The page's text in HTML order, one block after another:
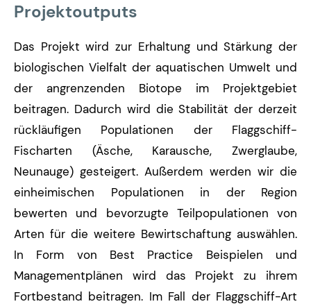
Projektoutputs
Das Projekt wird zur Erhaltung und Stärkung der
biologischen Vielfalt der aquatischen Umwelt und
der angrenzenden Biotope im Projektgebiet
beitragen. Dadurch wird die Stabilität der derzeit
rückläufigen Populationen der Flaggschiff-
Fischarten (Äsche, Karausche, Zwerglaube,
Neunauge) gesteigert. Außerdem werden wir die
einheimischen Populationen in der Region
bewerten und bevorzugte Teilpopulationen von
Arten für die weitere Bewirtschaftung auswählen.
In Form von Best Practice Beispielen und
Managementplänen wird das Projekt zu ihrem
Fortbestand beitragen. Im Fall der Flaggschiff-Art